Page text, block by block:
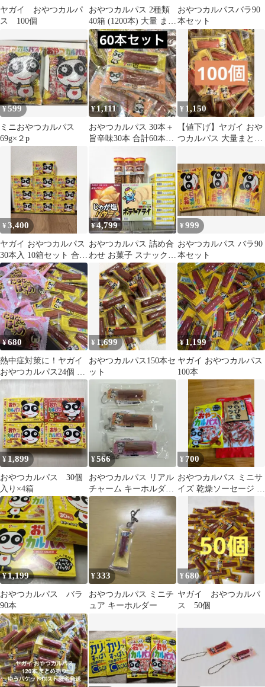
ヤガイ おやつカルパ
ス 100個
おやつカルパス 2種類
40箱 (1200本) 大量 まと
め売り‼︎
おやつカルパスバラ90
本セット
¥599
ミニおやつカルパス
69g×２p
¥1,111
おやつカルパス 30本＋
旨辛味30本 合計60本セ
¥ 1,150
【値下げ】ヤガイ おや
つカルパス 大量まとめ
¥3,400
ヤガイ おやつカルパス
30本入 10箱セット 合計
300本
¥4,799
おやつカルパス 詰め合
わせ お菓子 スナック
まとめ売り
¥999
おやつカルパス バラ90
本セット
¥680
熱中症対策に！ヤガイ
おやつカルパス24個 た
ねなしほしうめ16個 セ
¥ 1,699
おやつカルパス150本セ
ット
¥ 1,199
ヤガイ おやつカルパス
100本
¥ 1,899
おやつカルパス 30個
入り×4箱
¥566
おやつカルパス リアル
チャーム キーホルダー
3個セット
¥ 700
おやつカルパス ミニサ
イズ 乾燥ソーセージ サ
ラミ カルパス
¥1,199
おやつカルパス バラ
90本
¥333
おやつカルパス ミニチ
ュア キーホルダー
¥680
ヤガイ おやつカルパ
ス 50個